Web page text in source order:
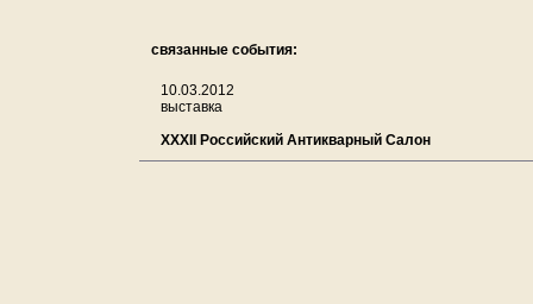
связанные события:
10.03.2012
выставка
XXXII Российский Антикварный Салон